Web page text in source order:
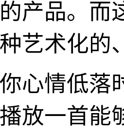
产品。而
艺术化的
心情低落
放一首能